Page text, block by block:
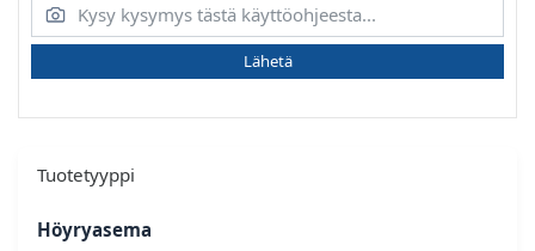
Lähetä
Tuotetyyppi
Höyryasema